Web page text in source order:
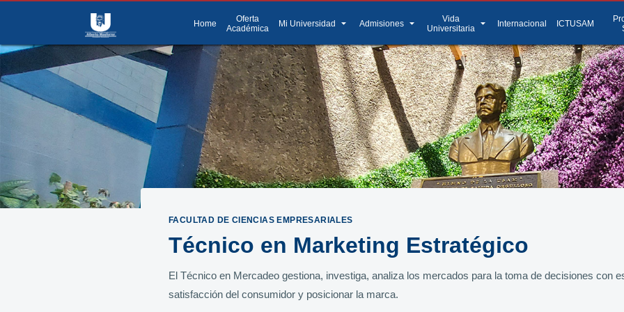
Home
Oferta
Académica
Mi Universidad arrow_drop_down Admisiones arrow_drop_down
Vida
Universitaria
arrow_drop_down Internacional ICTUSAM
FACULTAD DE CIENCIAS EMPRESARIALES
Técnico en Marketing Estratégico
El Técnico en Mercadeo gestiona, investiga, analiza los mercados para la toma de decisiones con
satisfacción del consumidor y posicionar la marca.